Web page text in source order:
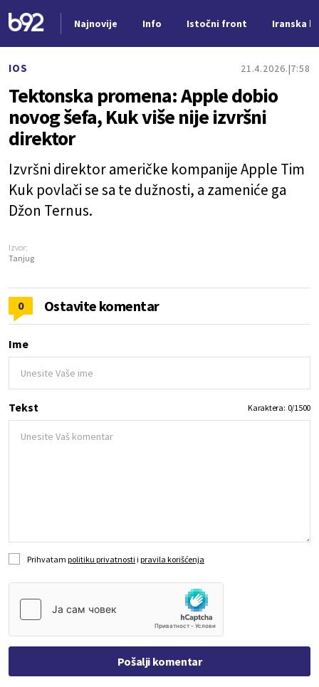
Najnovije Info Istočni front Iranska
IOS 21.4.2026. 7:58
Tektonska promena: Apple dobio
novog šefa, Kuk više nije izvršni
direktor
Izvršni direktor američke kompanije Apple Tim
Kuk povlači se sa te dužnosti, a zameniće ga
Džon Ternus.
Izvor:
Tanjug
0 Ostavite komentar
Ime
Tekst Karaktera: 0/1500
Prihvatam politiku privatnosti i pravila korišćenja
Pošalji komentar